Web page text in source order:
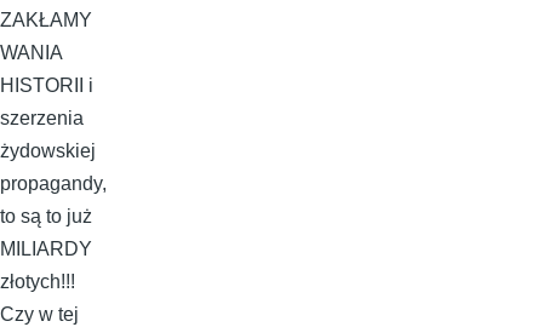
ZAKŁAMY
WANIA
HISTORII i
szerzenia
żydowskiej
propagandy,
to są to już
MILIARDY
złotych!!!
Czy w tej